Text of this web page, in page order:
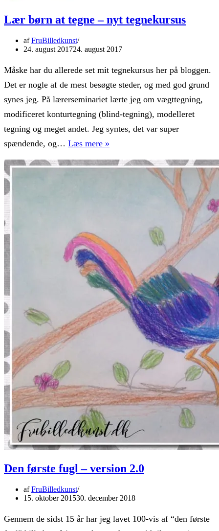
Lær børn at tegne – nyt tegnekursus
afFruBilledkunst
24. august 201724. august 2017
Måske har du allerede set mit tegnekursus her på bloggen.
Det er nogle af de mest besøgte steder, og med god grund
synes jeg. På lærerseminariet lærte jeg om vægttegning,
modificeret konturtegning (blind-tegning), modelleret
tegning og meget andet. Jeg syntes, det var super
spændende, og… Læs mere »
børn
tegnekursus
Den første fugl – version 2.0
afFruBilledkunst
15. oktober 201530. december 2018
Gennem de sidst 15 år har jeg lavet 100-vis af “den første